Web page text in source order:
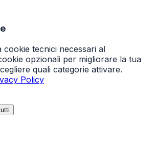
cookie tecnici necessari al
opzionali per migliorare la tua
quali categorie attivare.
Policy